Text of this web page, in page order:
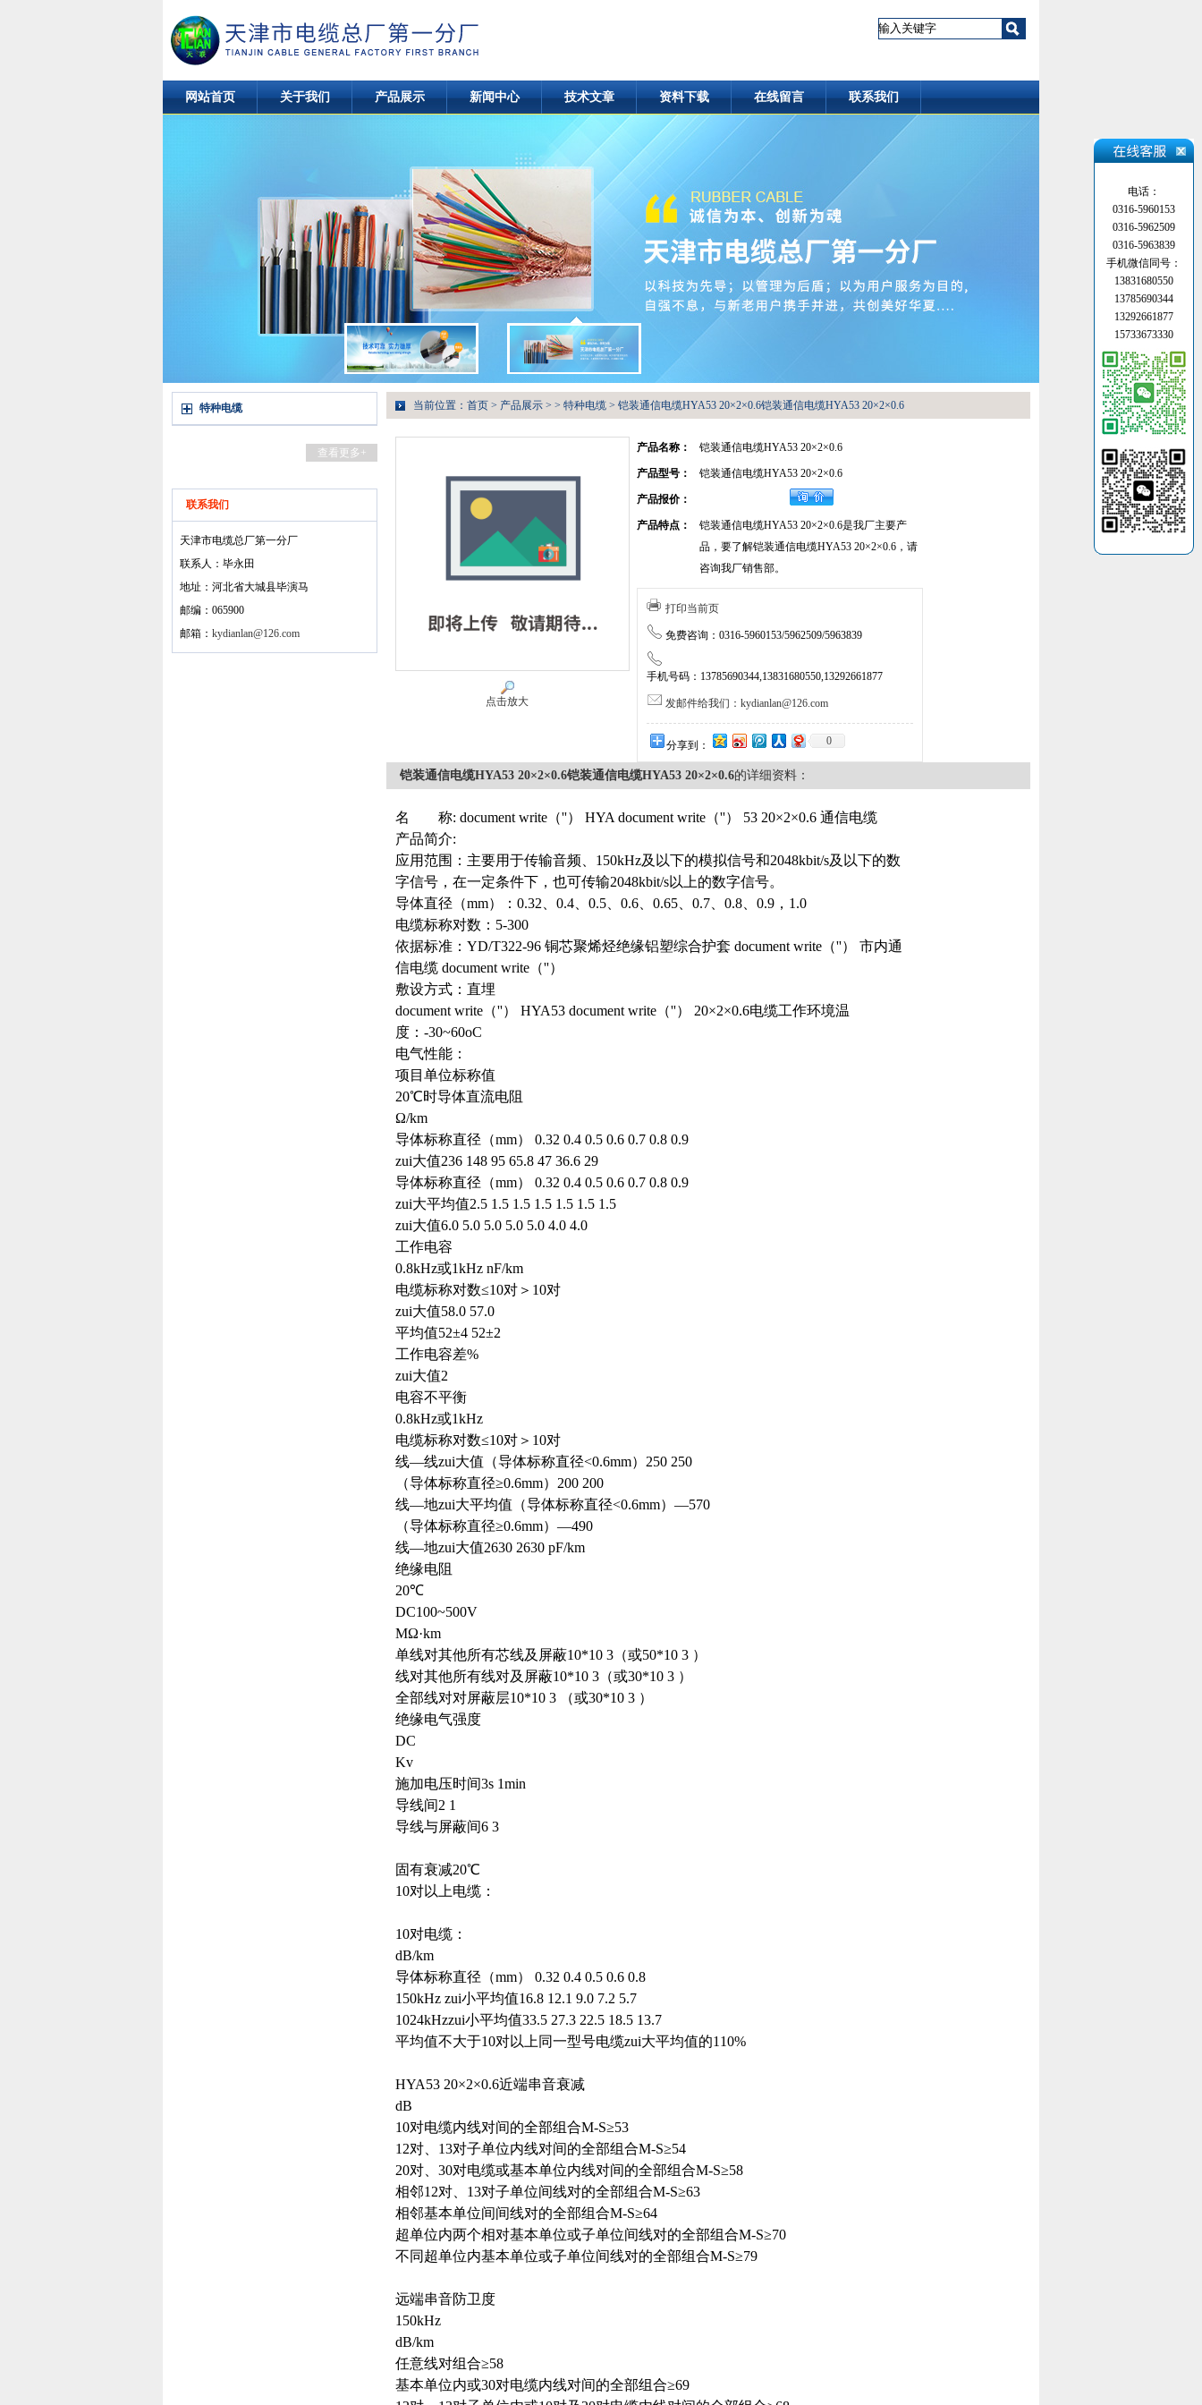
网站首页 关于我们 产品展示 新闻中心 技术文章 资料下载 在线留言 联系我们
特种电缆
查看更多+
联系我们
天津市电缆总厂第一分厂
联系人：毕永田
地址：河北省大城县毕演马
邮编：065900
邮箱： kydianlan@126.com
当前位置： 首页 > 产品展示 > > 特种电缆 > 铠装通信电缆HYA53 20×2×0.6铠装通信电缆HYA53 20×2×0.6
点击放大
产品名称： 铠装通信电缆HYA53 20×2×0.6
产品型号： 铠装通信电缆HYA53 20×2×0.6
产品报价：
产品特点：
铠装通信电缆HYA53 20×2×0.6是我厂主要产
品，要了解铠装通信电缆HYA53 20×2×0.6，请
咨询我厂销售部。
打印当前页
免费咨询：0316-5960153/5962509/5963839
手机号码：13785690344,13831680550,13292661877
发邮件给我们：kydianlan@126.com
分享到： 0
铠装通信电缆HYA53 20×2×0.6铠装通信电缆HYA53 20×2×0.6的详细资料：
名 称: document write（''） HYA document write（''） 53 20×2×0.6 通信电缆
产品简介:
应用范围：主要用于传输音频、150kHz及以下的模拟信号和2048kbit/s及以下的数
字信号，在一定条件下，也可传输2048kbit/s以上的数字信号。
导体直径（mm）：0.32、0.4、0.5、0.6、0.65、0.7、0.8、0.9，1.0
电缆标称对数：5-300
依据标准：YD/T322-96 铜芯聚烯烃绝缘铝塑综合护套 document write（''） 市内通
信电缆 document write（''）
敷设方式：直埋
document write（''） HYA53 document write（''） 20×2×0.6电缆工作环境温
度：-30~60oC
电气性能：
项目单位标称值
20℃时导体直流电阻
Ω/km
导体标称直径（mm） 0.32 0.4 0.5 0.6 0.7 0.8 0.9
zui大值236 148 95 65.8 47 36.6 29
导体标称直径（mm） 0.32 0.4 0.5 0.6 0.7 0.8 0.9
zui大平均值2.5 1.5 1.5 1.5 1.5 1.5 1.5
zui大值6.0 5.0 5.0 5.0 5.0 4.0 4.0
工作电容
0.8kHz或1kHz nF/km
电缆标称对数≤10对＞10对
zui大值58.0 57.0
平均值52±4 52±2
工作电容差%
zui大值2
电容不平衡
0.8kHz或1kHz
电缆标称对数≤10对＞10对
线—线zui大值（导体标称直径<0.6mm）250 250
（导体标称直径≥0.6mm）200 200
线—地zui大平均值（导体标称直径<0.6mm）—570
（导体标称直径≥0.6mm）—490
线—地zui大值2630 2630 pF/km
绝缘电阻
20℃
DC100~500V
MΩ·km
单线对其他所有芯线及屏蔽10*10 3（或50*10 3 ）
线对其他所有线对及屏蔽10*10 3（或30*10 3 ）
全部线对对屏蔽层10*10 3 （或30*10 3 ）
绝缘电气强度
DC
Kv
施加电压时间3s 1min
导线间2 1
导线与屏蔽间6 3
固有衰减20℃
10对以上电缆：
10对电缆：
dB/km
导体标称直径（mm） 0.32 0.4 0.5 0.6 0.8
150kHz zui小平均值16.8 12.1 9.0 7.2 5.7
1024kHzzui小平均值33.5 27.3 22.5 18.5 13.7
平均值不大于10对以上同一型号电缆zui大平均值的110%
HYA53 20×2×0.6近端串音衰减
dB
10对电缆内线对间的全部组合M-S≥53
12对、13对子单位内线对间的全部组合M-S≥54
20对、30对电缆或基本单位内线对间的全部组合M-S≥58
相邻12对、13对子单位间线对的全部组合M-S≥63
相邻基本单位间间线对的全部组合M-S≥64
超单位内两个相对基本单位或子单位间线对的全部组合M-S≥70
不同超单位内基本单位或子单位间线对的全部组合M-S≥79
远端串音防卫度
150kHz
dB/km
任意线对组合≥58
基本单位内或30对电缆内线对间的全部组合≥69
电话：
0316-5960153
0316-5962509
0316-5963839
手机微信同号：
13831680550
13785690344
13292661877
15733673330